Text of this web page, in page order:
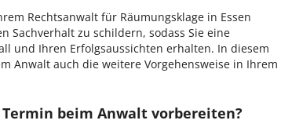
Rechtsanwalt für Räumungsklage in Essen
Sachverhalt zu schildern, sodass Sie eine
und Ihren Erfolgsaussichten erhalten. In diesem
Anwalt auch die weitere Vorgehensweise in Ihrem
beim Anwalt vorbereiten?